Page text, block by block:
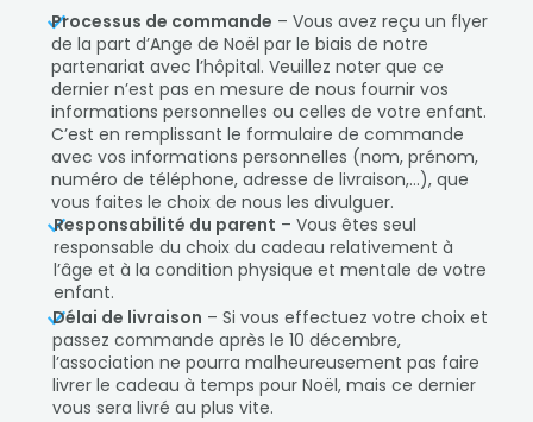
Processus de commande – Vous avez reçu un flyer
de la part d’Ange de Noël par le biais de notre
partenariat avec l’hôpital. Veuillez noter que ce
dernier n’est pas en mesure de nous fournir vos
informations personnelles ou celles de votre enfant.
C’est en remplissant le formulaire de commande
avec vos informations personnelles (nom, prénom,
numéro de téléphone, adresse de livraison,…), que
vous faites le choix de nous les divulguer.
Responsabilité du parent – Vous êtes seul
responsable du choix du cadeau relativement à
l’âge et à la condition physique et mentale de votre
enfant.
Délai de livraison – Si vous effectuez votre choix et
passez commande après le 10 décembre,
l’association ne pourra malheureusement pas faire
livrer le cadeau à temps pour Noël, mais ce dernier
vous sera livré au plus vite.